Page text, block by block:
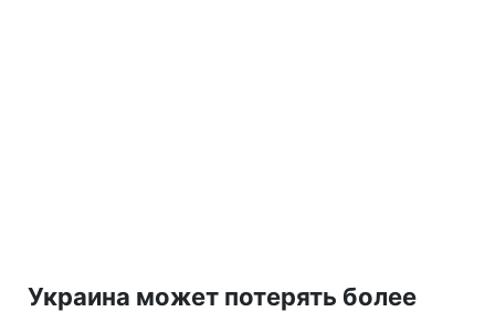
Украина может потерять более